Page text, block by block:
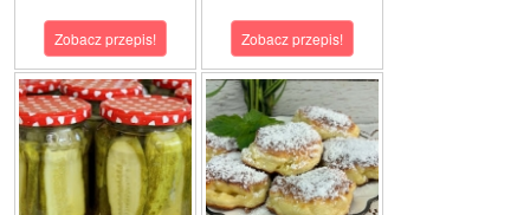
Zobacz przepis! Zobacz przepis!